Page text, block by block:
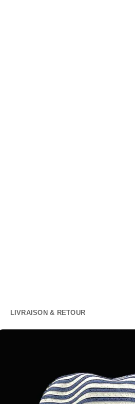
LIVRAISON & RETOUR